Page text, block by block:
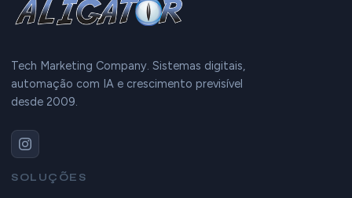
Tech Marketing Company. Sistemas digitais,
automação com IA e crescimento previsível
desde 2009.
SOLUÇÕES